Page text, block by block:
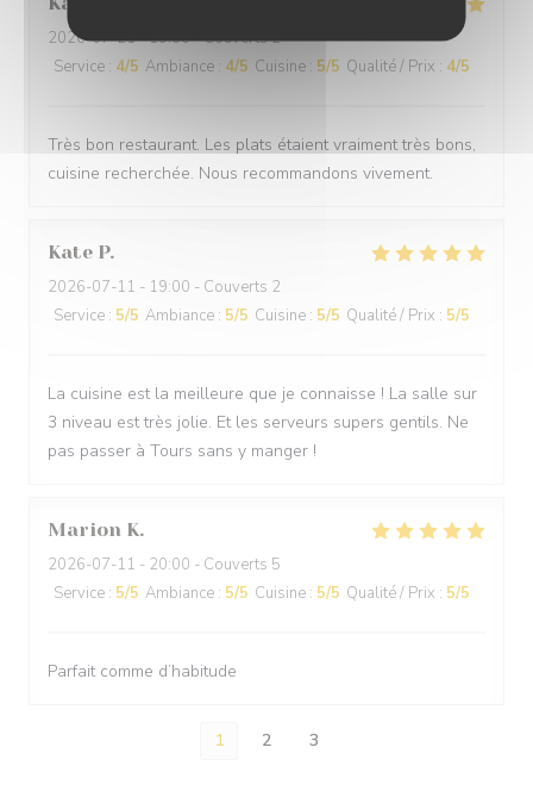
2026-07-21- 19:00 - Couverts 2
Service : 4/5 Ambiance : 4/5 Cuisine : 5/5 Qualité / Prix : 4/5
Très bon restaurant. Les plats étaient vraiment très bons,
cuisine recherchée. Nous recommandons vivement.
Kate P
2026-07-11 - 19:00 - Couverts 2
Service : 5/5 Ambiance : 5/5 Cuisine : 5/5 Qualité / Prix : 5/5
La cuisine est la meilleure que je connaisse ! La salle sur
3 niveau est très jolie. Et les serveurs supers gentils. Ne
pas passer à Tours sans y manger !
Marion K
2026-07-11 - 20:00 - Couverts 5
Service : 5/5 Ambiance : 5/5 Cuisine : 5/5 Qualité / Prix : 5/5
Parfait comme d’habitude
1 2 3